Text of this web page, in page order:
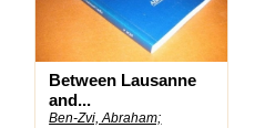
Between Lausanne
and...
Ben-Zvi, Abraham;